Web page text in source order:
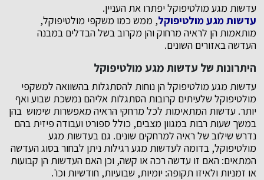
עדשות מגע מולטיפוקל יפתרו את העניין.
עדשות מגע מולטיפוקל, ממש כמו משקפי מולטיפוקל,
מותאמות הן לראיה מרחוק והן מקרוב בשל הבדלים במבנה
העדשה באזורים השונים.
היתרונות של עדשות מגע מולטיפוקל
עדשות מגע מולטיפוקל הן נוחות להסתגלות בהשוואה למשקפי
מולטיפוקל שלעיתים קרובות הסתגלות אליהם נמשכת שבוע ואף
יותר. עדשות המתאימות לכל מרחקי הראיה מאפשרות שימוש בהן
במשך שעות רבות במגוון מצבים, כולל ספורט ועבודה פיזית בהם
נדרש שילוב של ראיה למרחקים שונים. גם בעדשות מגע
מולטיפוקל, בדומה לעדשות מגע רגילות ניתן לבחור בסוג העדשה
המתאים: האם זו עדשה רכה או קשה, וכן האם העדשות הן קבועות
או זמניות ולאיזו תקופה: יומיות, שבועיות, חודשיות וכו'.